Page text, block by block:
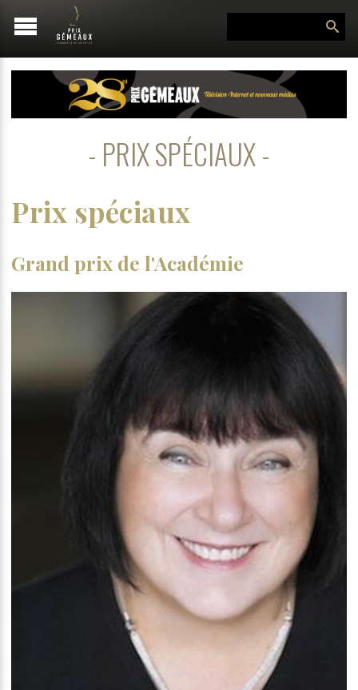
PRIX SPÉCIAUX
Prix spéciaux
Grand prix de l'Académie